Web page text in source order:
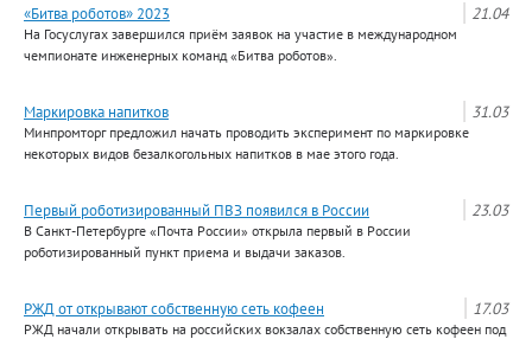
21.04
«Битва роботов» 2023
На Госуслугах завершился приём заявок на участие в международном
чемпионате инженерных команд «Битва роботов».
31.03
Маркировка напитков
Минпромторг предложил начать проводить эксперимент по маркировке
некоторых видов безалкогольных напитков в мае этого года.
23.03
Первый роботизированный ПВЗ появился в России
В Санкт-Петербурге «Почта России» открыла первый в России
роботизированный пункт приема и выдачи заказов.
17.03
РЖД от открывают собственную сеть кофеен
РЖД начали открывать на российских вокзалах собственную сеть кофеен под